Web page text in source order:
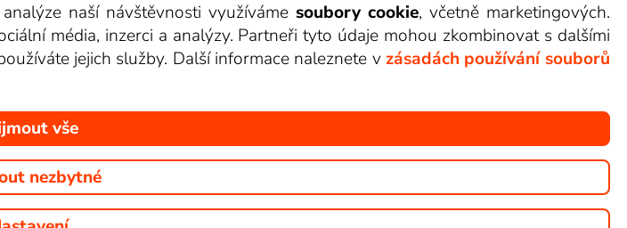
obrázky z pořadů TV stanic, které můžete sledovat v Lepší.TV.
naší návštěvnosti využívámesoubory cookie, včetně marketingových.
média, inzerci a analýzy. Partneři tyto údaje mohou zkombinovat s dalšími
jejich služby. Další informace naleznete v zásadách používání souborů
vše
nezbytné